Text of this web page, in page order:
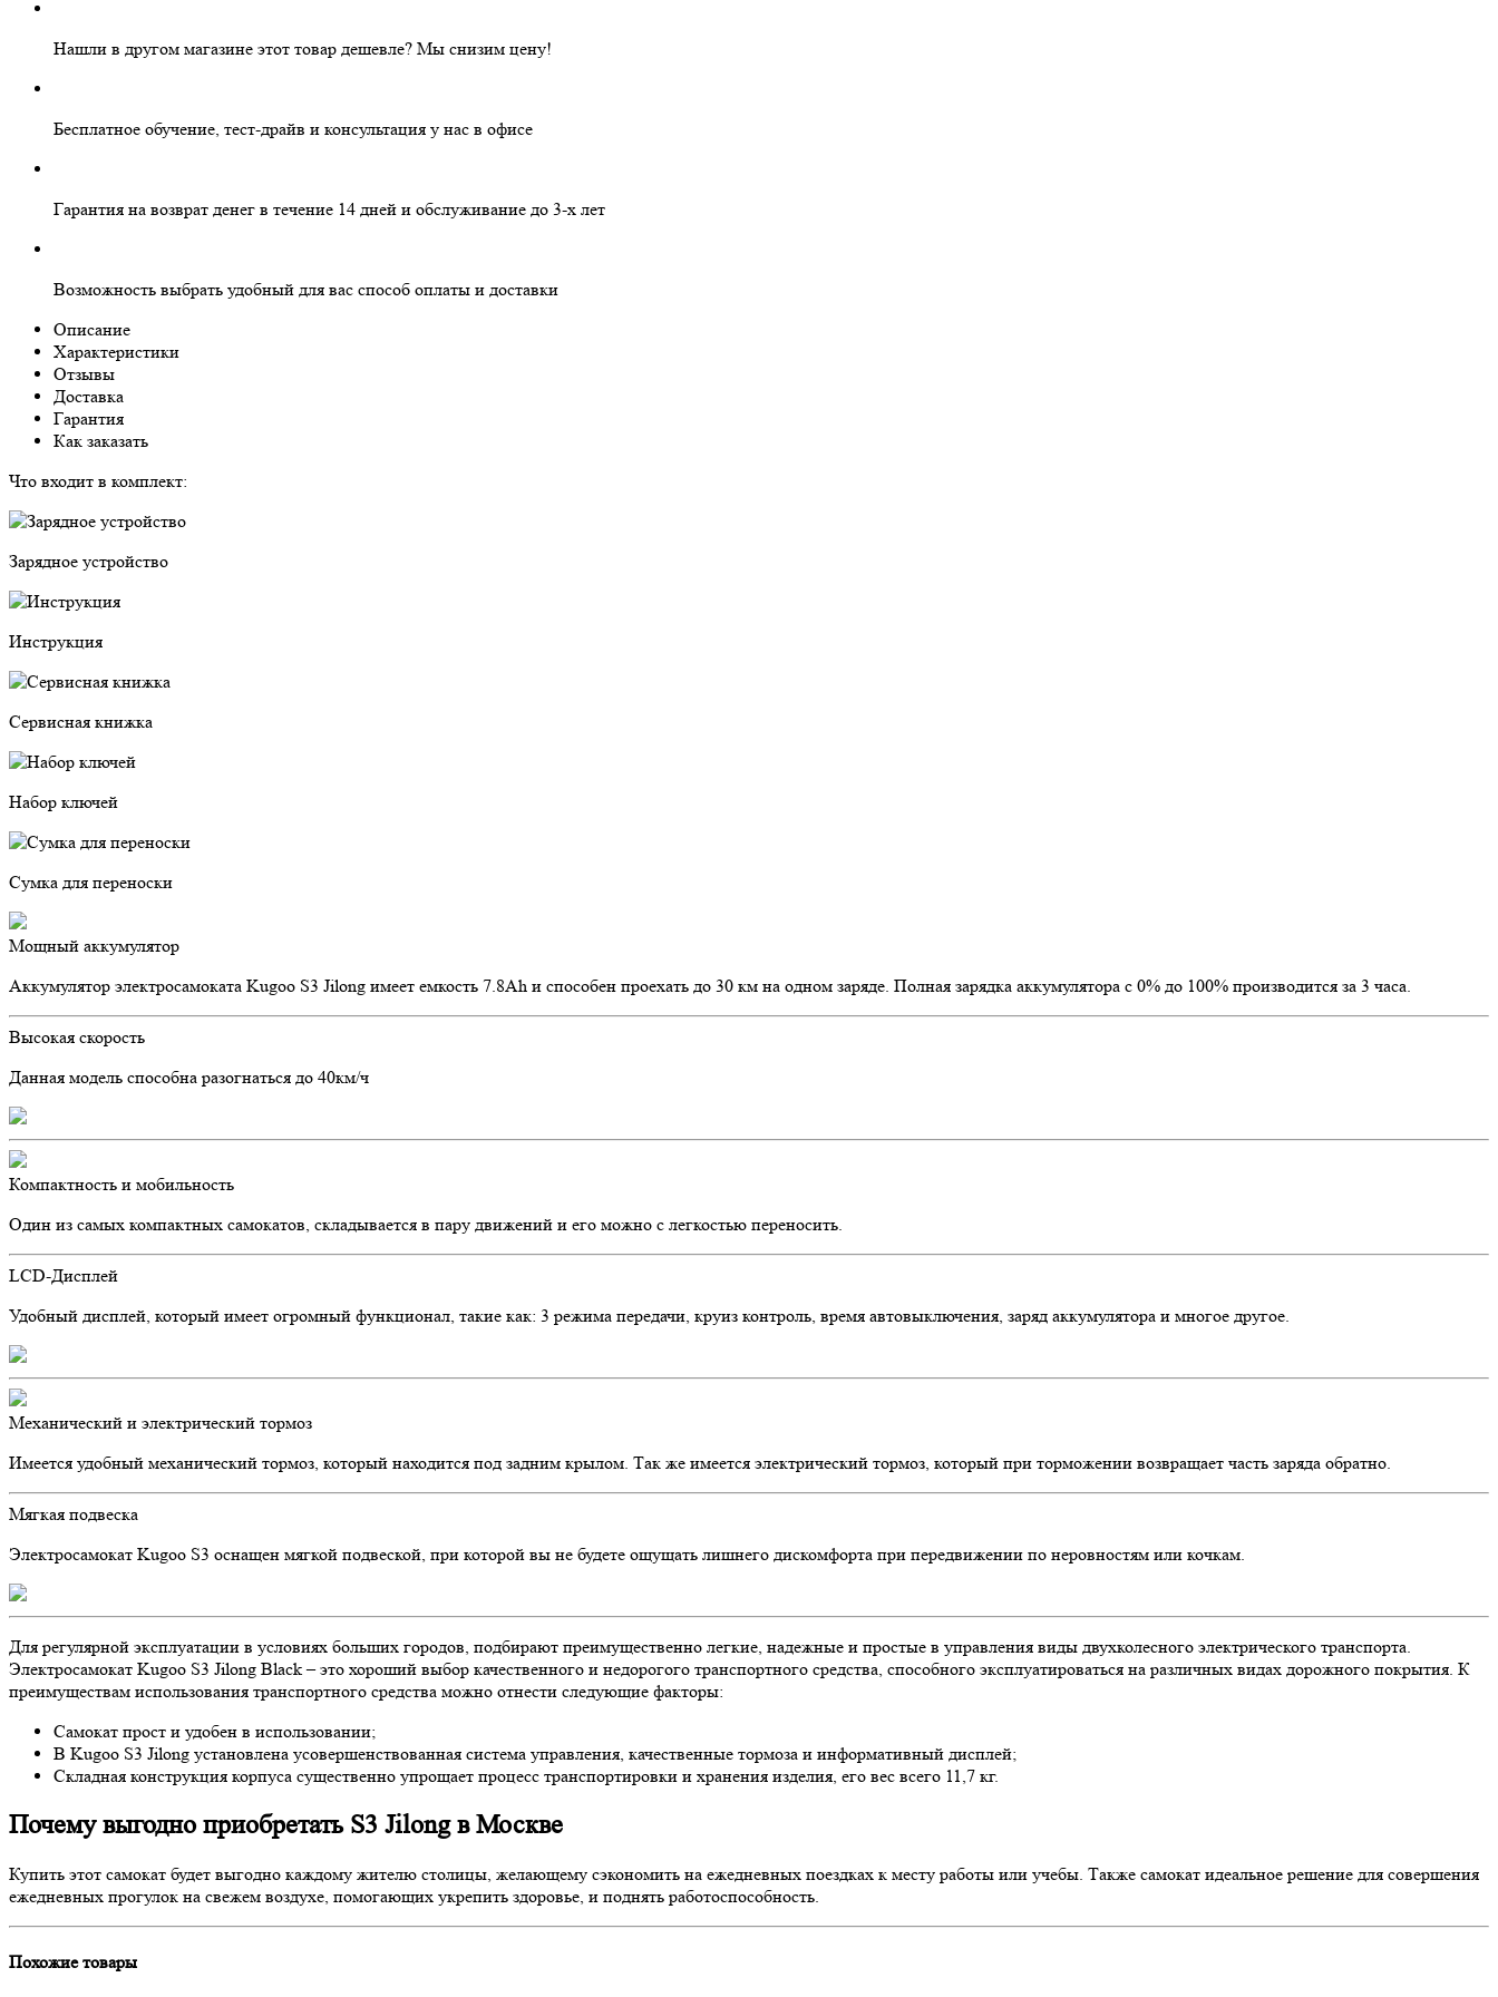
Нашли в другом магазине этот товар дешевле? Мы снизим цену!
Бесплатное обучение, тест-драйв и консультация у нас в офисе
Гарантия на возврат денег в течение 14 дней и обслуживание до 3-х лет
Возможность выбрать удобный для вас способ оплаты и доставки
Описание
Характеристики
Отзывы
Доставка
Гарантия
Как заказать
Что входит в комплект:
Зарядное устройство
Инструкция
Сервисная книжка
Набор ключей
Сумка для переноски
Мощный аккумулятор
Аккумулятор электросамоката Kugoo S3 Jilong имеет емкость 7.8Ah и способен проехать до 30 км на одном заряде. Полная зарядка аккумулятора с 0% до 100% производится за 3 часа.
Высокая скорость
Данная модель способна разогнаться до 40км/ч
Компактность и мобильность
Один из самых компактных самокатов, складывается в пару движений и его можно с легкостью переносить.
LCD-Дисплей
Удобный дисплей, который имеет огромный функционал, такие как: 3 режима передачи, круиз контроль, время автовыключения, заряд аккумулятора и многое другое.
Механический и электрический тормоз
Имеется удобный механический тормоз, который находится под задним крылом. Так же имеется электрический тормоз, который при торможении возвращает часть заряда обратно.
Мягкая подвеска
Электросамокат Kugoo S3 оснащен мягкой подвеской, при которой вы не будете ощущать лишнего дискомфорта при передвижении по неровностям или кочкам.
Для регулярной эксплуатации в условиях больших городов, подбирают преимущественно легкие, надежные и простые в управления виды двухколесного электрического транспорта.
Электросамокат Kugoo S3 Jilong Black – это хороший выбор качественного и недорогого транспортного средства, способного эксплуатироваться на различных видах дорожного покрытия. К
преимуществам использования транспортного средства можно отнести следующие факторы:
Самокат прост и удобен в использовании;
В Kugoo S3 Jilong установлена усовершенствованная система управления, качественные тормоза и информативный дисплей;
Складная конструкция корпуса существенно упрощает процесс транспортировки и хранения изделия, его вес всего 11,7 кг.
Почему выгодно приобретать S3 Jilong в Москве
Купить этот самокат будет выгодно каждому жителю столицы, желающему сэкономить на ежедневных поездках к месту работы или учебы. Также самокат идеальное решение для совершения
ежедневных прогулок на свежем воздухе, помогающих укрепить здоровье, и поднять работоспособность.
Похожие товары